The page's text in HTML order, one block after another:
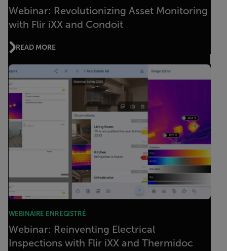
Webinar: Revolutionizing Asset Monitoring
with Flir iXX and Condoit
READ MORE
WEBINAIRE ENREGISTRÉ
Webinar: Reinventing Electrical
Inspections with Flir iXX and Thermidoc